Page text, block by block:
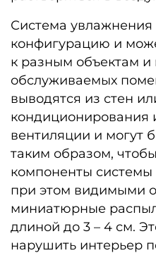
Система увлажнения
конфигурацию и
к разным объектам и
обслуживаемых
выводятся из стен
кондиционирования
вентиляции и могут
таким образом,
компоненты системы
при этом видимыми
миниатюрные
длиной до 3 – 4 см.
нарушить интерьер